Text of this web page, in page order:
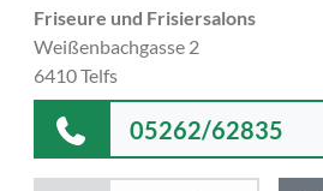
Friseure und Frisiersalons
Weißenbachgasse 2
6410 Telfs
05262/62835